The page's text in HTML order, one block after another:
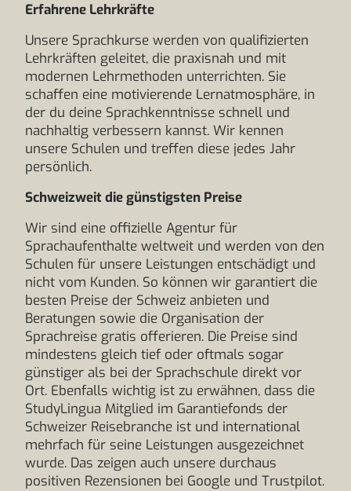
Erfahrene Lehrkräfte
Unsere Sprachkurse werden von qualifizierten
Lehrkräften geleitet, die praxisnah und mit
modernen Lehrmethoden unterrichten. Sie
schaffen eine motivierende Lernatmosphäre, in
der du deine Sprachkenntnisse schnell und
nachhaltig verbessern kannst. Wir kennen
unsere Schulen und treffen diese jedes Jahr
persönlich.
Schweizweit die günstigsten Preise
Wir sind eine offizielle Agentur für
Sprachaufenthalte weltweit und werden von den
Schulen für unsere Leistungen entschädigt und
nicht vom Kunden. So können wir garantiert die
besten Preise der Schweiz anbieten und
Beratungen sowie die Organisation der
Sprachreise gratis offerieren. Die Preise sind
mindestens gleich tief oder oftmals sogar
günstiger als bei der Sprachschule direkt vor
Ort. Ebenfalls wichtig ist zu erwähnen, dass die
StudyLingua Mitglied im Garantiefonds der
Schweizer Reisebranche ist und international
mehrfach für seine Leistungen ausgezeichnet
wurde. Das zeigen auch unsere durchaus
positiven Rezensionen bei Google und Trustpilot.